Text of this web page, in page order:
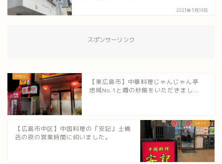
2023年3月18日
スポンサーリンク
【東広島市】中華料理じゃんじゃん亭
地域No.1と噂の炒飯をいただきまし...
【広島市中区】中国料理の『安記』土橋
店の夜の営業時間に伺いました。